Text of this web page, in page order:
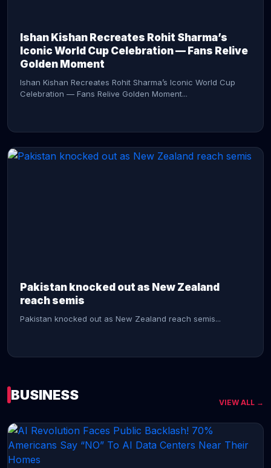
Ishan Kishan Recreates Rohit Sharma’s
Iconic World Cup Celebration — Fans Relive
Golden Moment
Ishan Kishan Recreates Rohit Sharma’s Iconic World Cup
Celebration — Fans Relive Golden Moment...
Pakistan knocked out as New Zealand
reach semis
Pakistan knocked out as New Zealand reach semis...
CONTINUE READING →
BUSINESS VIEW ALL →